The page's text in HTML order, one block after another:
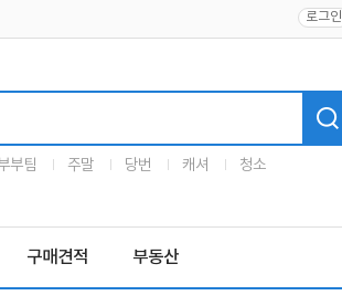
로그인
부팀 주말 당번 캐셔 청소
구매견적 부동산